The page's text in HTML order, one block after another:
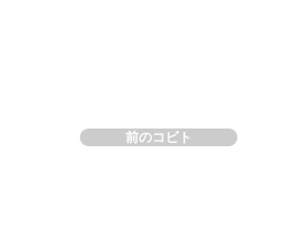
前のコビト